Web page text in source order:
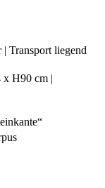
| Transport liegend
H90 cm |